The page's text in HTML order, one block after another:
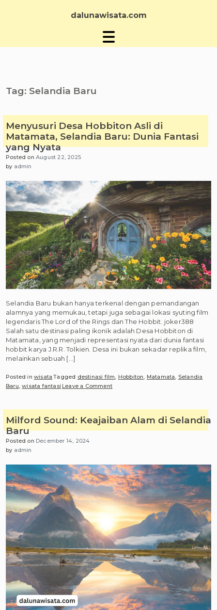
dalunawisata.com
Tag: Selandia Baru
Menyusuri Desa Hobbiton Asli di
Matamata, Selandia Baru: Dunia Fantasi
yang Nyata
Posted onAugust 22, 2025
by admin
Selandia Baru bukan hanya terkenal dengan pemandangan
alamnya yang memukau, tetapi juga sebagai lokasi syuting film
legendaris The Lord of the Rings dan The Hobbit. joker388
Salah satu destinasi paling ikonik adalah Desa Hobbiton di
Matamata, yang menjadi representasi nyata dari dunia fantasi
hobbit karya J.R.R. Tolkien. Desa ini bukan sekadar replika film,
melainkan sebuah […]
Posted inwisata Tagged destinasi film, Hobbiton, Matamata, Selandia
Baru,wisata fantasiLeave a Commenton
Asli
di
Dunia
Fantasi
yang
Nyata
Milford Sound: Keajaiban Alam di Selandia
Baru
Posted on December 14, 2024
by admin